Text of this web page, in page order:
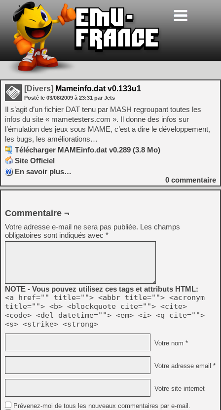
[Divers] Mameinfo.dat v0.133u1
Posté le 03/08/2009 à 23:31 par Jets
Il s’agit d’un fichier DAT tenu par MASH regroupant toutes les
infos du site « mametesters.com ». Il donne des infos sur
l’émulation des jeux sous MAME, c’est a dire le développement,
les bugs, les améliorations…
Télécharger MAMEinfo.dat v0.289 (3.8 Mo)
Site Officiel
En savoir plus…
0 commentaire
Commentaire ¬
Votre adresse e-mail ne sera pas publiée. Les champs
obligatoires sont indiqués avec *
NOTE - Vous pouvez utilisez ces tags et attributs HTML:
<a href="" title=""> <abbr title=""> <acronym
title=""> <b> <blockquote cite=""> <cite>
<code> <del datetime=""> <em> <i> <q cite="">
<s> <strike> <strong>
Votre nom *
Votre adresse email *
Votre site internet
Prévenez-moi de tous les nouveaux commentaires par e-mail.